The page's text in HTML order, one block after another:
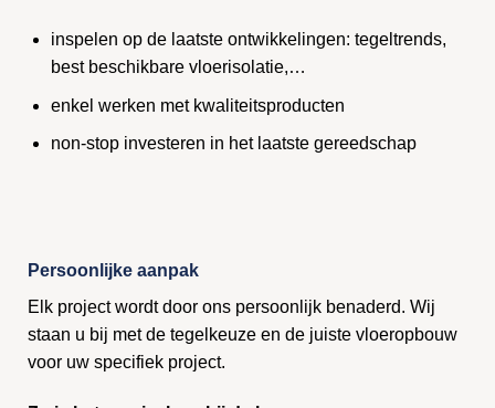
inspelen op de laatste ontwikkelingen: tegeltrends,
best beschikbare vloerisolatie,…
enkel werken met kwaliteitsproducten
non-stop investeren in het laatste gereedschap
Persoonlijke aanpak
Elk project wordt door ons persoonlijk benaderd. Wij
staan u bij met de tegelkeuze en de juiste vloeropbouw
voor uw specifiek project.